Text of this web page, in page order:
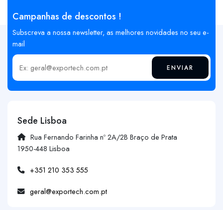
Campanhas de descontos !
Subscreva a nossa newsletter, as melhores novidades no seu e-
mail
Insira o seu email ENVIAR
Sede Lisboa
Rua Fernando Farinha nº 2A/2B Braço de Prata
1950-448 Lisboa
+351 210 353 555
geral@exportech.com.pt